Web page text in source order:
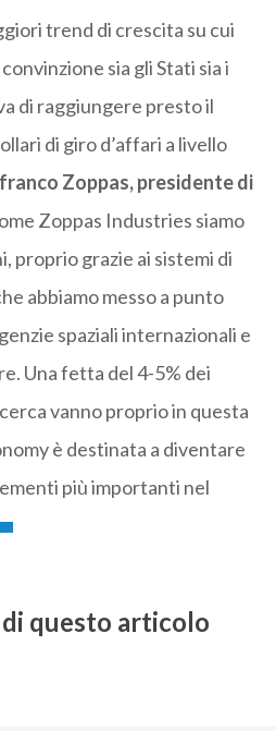
trend di crescita su cui
sia gli Stati sia i
di raggiungere presto il
di giro d’affari a livello
Zoppas, presidente di
Zoppas Industries siamo
proprio grazie ai sistemi di
abbiamo messo a punto
spaziali internazionali e
Una fetta del 4-5% dei
vanno proprio in questa
è destinata a diventare
più importanti nel
questo articolo